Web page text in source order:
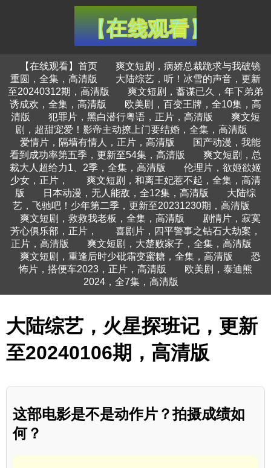
【在线观看】首页
爽文短剧，病娇总裁跪求与我破镜
重圆，全集，高清版
大陆综艺，听！冰雪的声音，更新
至20240312期，高清版
爽文短剧，蓄谋已久，年下弟弟
诱成欢，全集，高清版
欧美剧，百变王牌，全10集，高
清版
犯罪片，黑白潜行粤语，正片，高清版
爽文短
剧，超甜宠爱！影帝主动撩上门要结婚，全集，高清版
爱情片，隔墙有情人，正片，高清版
国产动漫，我能
看到成功率第五季，更新至54集，高清版
爽文短剧，总
裁大人超给力1、2季，全集，高清版
伦理片，欲姬欲姬
少女，正片，
爽文短剧，和离王妃惹不起，全集，高清
版
日本动漫，无人能敌，全12集，高清版
大陆综
艺，飞驰吧！少年第二季，更新至20231230期，高清版
爽文短剧，救救我老板，全集，高清版
剧情片，寂寞
芳心俱乐部，正片，
喜剧片，四平警事之钻石大劫案，
正片，高清版
爽文短剧，大楚败家子，全集，高清版
爽文短剧，重逢后时少砒霜变蜜糖，全集，高清版
恐
怖片，搭便车2023，正片，高清版
欧美剧，泰迪熊
2024，全7集，高清版
大陆综艺，火星探班记，更新
至20240106期，高清版
这部电影是不是动作片？拍摄成绩如
何？